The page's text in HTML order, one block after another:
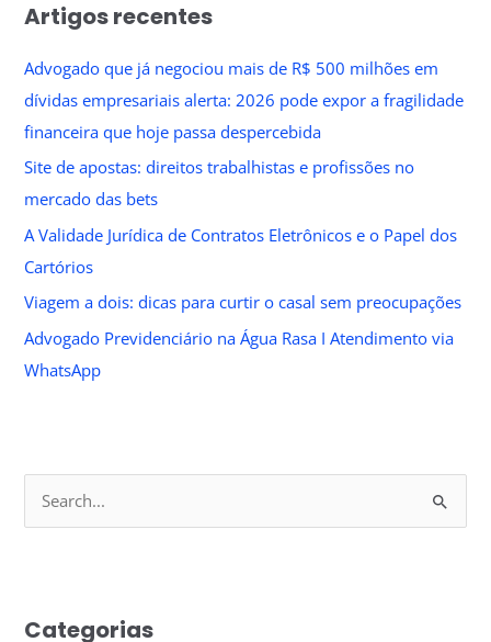
Artigos recentes
Advogado que já negociou mais de R$ 500 milhões em
dívidas empresariais alerta: 2026 pode expor a fragilidade
financeira que hoje passa despercebida
Site de apostas: direitos trabalhistas e profissões no
mercado das bets
A Validade Jurídica de Contratos Eletrônicos e o Papel dos
Cartórios
Viagem a dois: dicas para curtir o casal sem preocupações
Advogado Previdenciário na Água Rasa I Atendimento via
WhatsApp
c
Categorias